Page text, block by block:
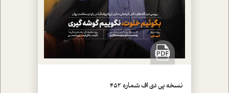
نسخه پي دي اف شماره 452